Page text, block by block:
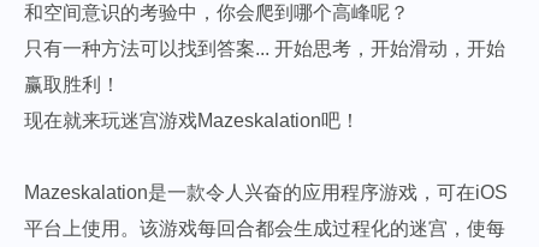
和空间意识的考验中，你会爬到哪个高峰呢？
只有一种方法可以找到答案... 开始思考，开始滑动，开始
赢取胜利！
现在就来玩迷宫游戏Mazeskalation吧！
Mazeskalation是一款令人兴奋的应用程序游戏，可在iOS
平台上使用。该游戏每回合都会生成过程化的迷宫，使每